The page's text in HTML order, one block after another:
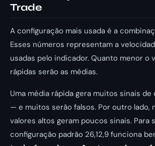
Trade
A configuração mais usada é a
Esses números representam a
usadas pelo indicador. Quanto menor o
rápidas serão as médias.
Uma média rápida gera muitos sinais de
— e muitos serão falsos. Por outro lado,
valores altos geram poucos sinais. Para
configuração padrão 26,12,9 funciona